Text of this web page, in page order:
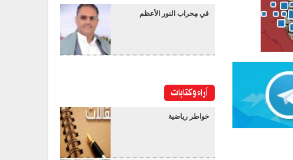
في مِحراب النور الأعظم
آراء وكتابات
خواطر رياضية